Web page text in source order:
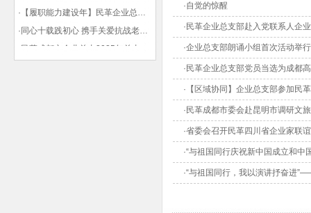
·【履职能力建设年】民革企业总支部联合多地民革基层组织发起“夏日送清凉”活动 致敬“乡镇美容师”
·同心十载践初心 携手关爱抗战老兵——民革企业总支部 十年帮扶抗战老兵工作纪实
·自觉的惊醒
·民革企业总支部赴入党联系人企
·企业总支部朗诵小组首次活动举行
·民革企业总支部党员当选为成都
·【区域协同】企业总支部参加民
·民革成都市委会赴昆明市调研文
·省委会召开民革四川省企业家联
·“与祖国同行庆祝新中国成立和
·“与祖国同行，我以演讲抒奋进